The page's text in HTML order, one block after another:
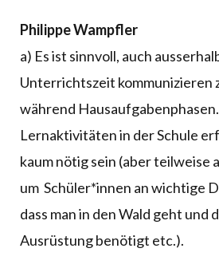
Philippe Wampfler
a) Es ist sinnvoll, auch
Unterrichtszeit kommunizieren
während
Lernaktivitäten in der Schule
kaum nötig sein (aber teilweise
um Schüler*innen an wichtige
dass man in den Wald geht und
Ausrüstung benötigt etc.).